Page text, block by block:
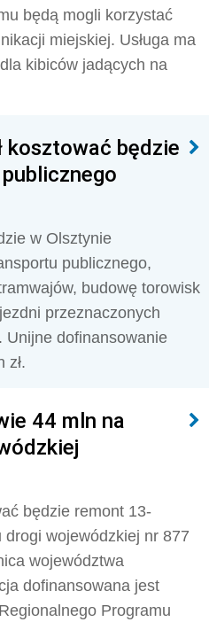
będą mogli korzystać
miejskiej. Usługa ma
kibiców jadących na
kosztować będzie
w Olsztynie
publicznego,
budowę torowisk
przeznaczonych
Unijne dofinansowanie
zł.
44 mln na
będzie remont 13-
wojewódzkiej nr 877
województwa
dofinansowana jest
Programu